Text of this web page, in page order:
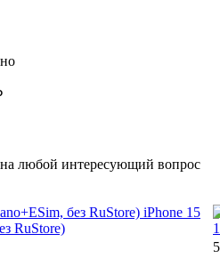
любой интересующий вопрос
iPhone 15
RuStore)